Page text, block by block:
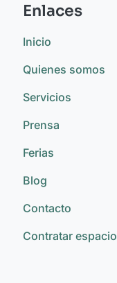
Enlaces
Inicio
Quienes somos
Servicios
Prensa
Ferias
Blog
Contacto
Contratar espacio